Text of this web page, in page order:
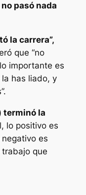
pasó nada
la carrera”,
que “no
importante es
has liado, y
terminó la
lo positivo es
es
que